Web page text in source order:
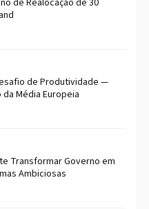
de Realocação de 30
de Produtividade —
Média Europeia
Transformar Governo em
Ambiciosas